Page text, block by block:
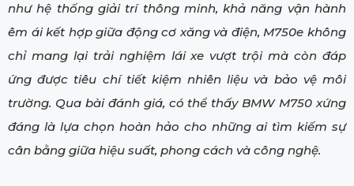
như hệ thống giải trí thông minh, khả năng vận hành
êm ái kết hợp giữa động cơ xăng và điện, M750e không
chỉ mang lại trải nghiệm lái xe vượt trội mà còn đáp
ứng được tiêu chí tiết kiệm nhiên liệu và bảo vệ môi
trường. Qua bài đánh giá, có thể thấy BMW M750 xứng
đáng là lựa chọn hoàn hảo cho những ai tìm kiếm sự
cân bằng giữa hiệu suất, phong cách và công nghệ.